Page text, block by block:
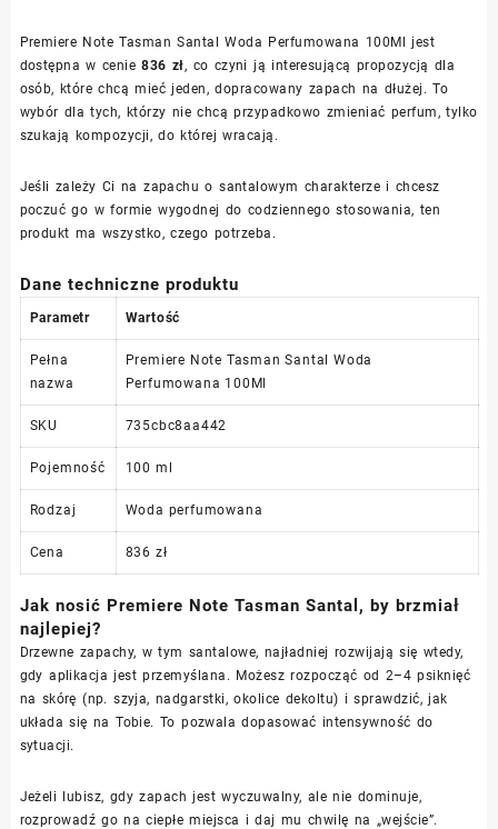
Premiere Note Tasman Santal Woda Perfumowana 100Ml jest
dostępna w cenie836 zł, co czyni ją interesującą propozycją dla
osób, które chcą mieć jeden, dopracowany zapach na dłużej. To
wybór dla tych, którzy nie chcą przypadkowo zmieniać perfum, tylko
szukają kompozycji, do której wracają.
Jeśli zależy Ci na zapachu o santalowym charakterze i chcesz
poczuć go w formie wygodnej do codziennego stosowania, ten
produkt ma wszystko, czego potrzeba.
Dane techniczne produktu
Parametr Wartość
Pełna
nazwa
Premiere Note Tasman Santal Woda
Perfumowana 100Ml
SKU 735cbc8aa442
Pojemność 100 ml
Rodzaj Woda perfumowana
Cena 836 zł
Jak nosić Premiere Note Tasman Santal, by brzmiał
najlepiej?
Drzewne zapachy, w tym santalowe, najładniej rozwijają się wtedy,
gdy aplikacja jest przemyślana. Możesz rozpocząć od 2–4 psiknięć
na skórę (np. szyja, nadgarstki, okolice dekoltu) i sprawdzić, jak
układa się na Tobie. To pozwala dopasować intensywność do
sytuacji.
Jeżeli lubisz, gdy zapach jest wyczuwalny, ale nie dominuje,
rozprowadź go na ciepłe miejsca i daj mu chwilę na „wejście”.